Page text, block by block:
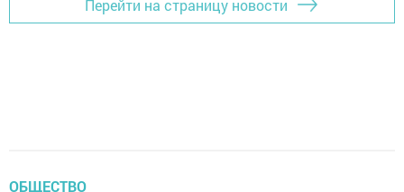
Перейти на страницу новости
ОБЩЕСТВО